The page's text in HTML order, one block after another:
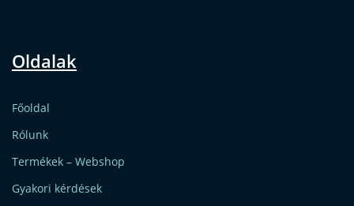
Oldalak
Főoldal
Rólunk
Termékek – Webshop
Gyakori kérdések